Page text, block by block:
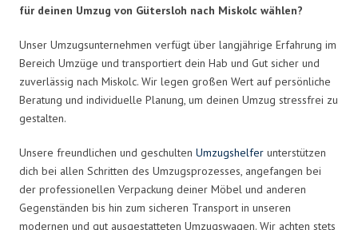
für deinen Umzug von Gütersloh nach Miskolc wählen?
Unser Umzugsunternehmen verfügt über langjährige Erfahrung im
Bereich Umzüge und transportiert dein Hab und Gut sicher und
zuverlässig nach Miskolc. Wir legen großen Wert auf persönliche
Beratung und individuelle Planung, um deinen Umzug stressfrei zu
gestalten.
Unsere freundlichen und geschulten Umzugshelfer unterstützen
dich bei allen Schritten des Umzugsprozesses, angefangen bei
der professionellen Verpackung deiner Möbel und anderen
Gegenständen bis hin zum sicheren Transport in unseren
modernen und gut ausgestatteten Umzugswagen. Wir achten stets